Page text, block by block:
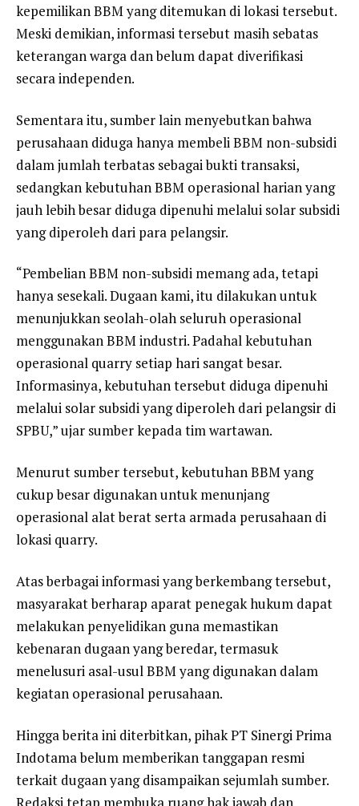
kepemilikan BBM yang ditemukan di lokasi tersebut.
Meski demikian, informasi tersebut masih sebatas
keterangan warga dan belum dapat diverifikasi
secara independen.
Sementara itu, sumber lain menyebutkan bahwa
perusahaan diduga hanya membeli BBM non-subsidi
dalam jumlah terbatas sebagai bukti transaksi,
sedangkan kebutuhan BBM operasional harian yang
jauh lebih besar diduga dipenuhi melalui solar subsidi
yang diperoleh dari para pelangsir.
“Pembelian BBM non-subsidi memang ada, tetapi
hanya sesekali. Dugaan kami, itu dilakukan untuk
menunjukkan seolah-olah seluruh operasional
menggunakan BBM industri. Padahal kebutuhan
operasional quarry setiap hari sangat besar.
Informasinya, kebutuhan tersebut diduga dipenuhi
melalui solar subsidi yang diperoleh dari pelangsir di
SPBU,” ujar sumber kepada tim wartawan.
Menurut sumber tersebut, kebutuhan BBM yang
cukup besar digunakan untuk menunjang
operasional alat berat serta armada perusahaan di
lokasi quarry.
Atas berbagai informasi yang berkembang tersebut,
masyarakat berharap aparat penegak hukum dapat
melakukan penyelidikan guna memastikan
kebenaran dugaan yang beredar, termasuk
menelusuri asal-usul BBM yang digunakan dalam
kegiatan operasional perusahaan.
Hingga berita ini diterbitkan, pihak PT Sinergi Prima
Indotama belum memberikan tanggapan resmi
terkait dugaan yang disampaikan sejumlah sumber.
Redaksi tetap membuka ruang hak jawab dan